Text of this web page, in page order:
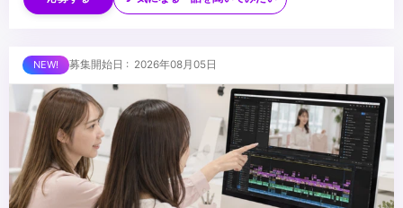
す
外とさせていただきます
・AfterEffectsの使用経験がある方
■求める人物像
・制作する動画のクオリティに妥協しない方
・自ら仕事を取りに行き、プロフェッショナルとして成長する意欲
のある方
・責任感のある方
・周りのメンバーと協調・協業ができる方
...
募集開始日 : 2026年08月05日